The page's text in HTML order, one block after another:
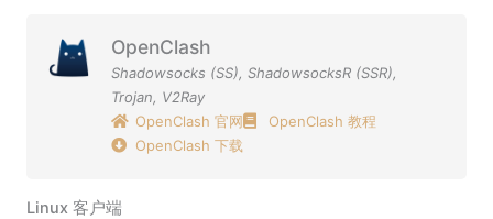
OpenClash
Shadowsocks (SS), ShadowsocksR (SSR),
Trojan, V2Ray
OpenClash 官网
OpenClash 教程
OpenClash 下载
Linux 客户端